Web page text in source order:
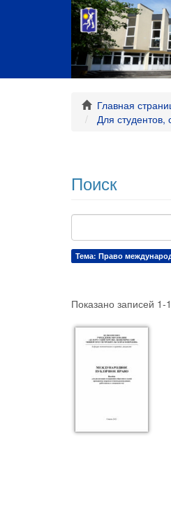
Главная
Для
Поиск
Тема: Право
Показано записей 1-